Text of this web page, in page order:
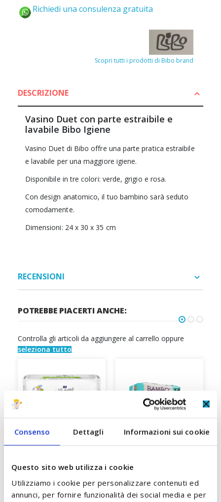
Consenso Dettagli Informazioni sui cookie
Questo sito web utilizza i cookie
Utilizziamo i cookie per personalizzare contenuti ed
annunci, per fornire funzionalità dei social media e per
Richiedi una consulenza gratuita
Scopri tutti i prodotti di Bibo brand
DESCRIZIONE
Vasino Duet con parte estraibile e
lavabile Bibo Igiene
Vasino Duet di Bibo offre una parte pratica estraibile
e lavabile per una maggiore igiene.
Disponibile in tre colori: verde, grigio e rosa.
Con design anatomico, il tuo bambino sarà seduto
comodamente.
Dimensioni: 24 x 30 x 35 cm
RECENSIONI
POTREBBE PIACERTI ANCHE:
Controlla gli articoli da aggiungere al carrello oppure
seleziona tutto
Pannolini Mutandina
Taglia 4 Maxi 8/14 Kg
Pannolini Mutandina
Taglia 5 Bambo Nature